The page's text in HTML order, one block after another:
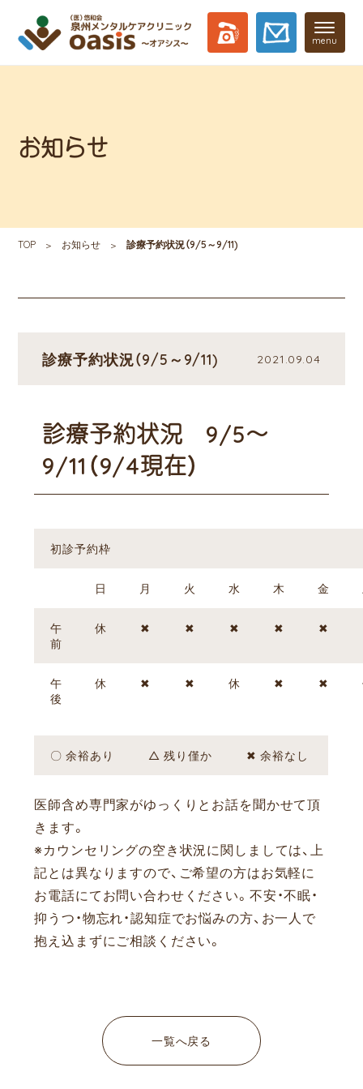
menu
お知らせ
TOP お知らせ 診療予約状況（9/5～9/11)
診療予約状況（9/5～9/11) 2021.09.04
診療予約状況 9/5～
9/11（9/4現在）
初診予約枠
日 月 火 水 木 金
午
前
休 ✖ ✖ ✖ ✖ ✖
午
後
休 ✖ ✖ 休 ✖ ✖
〇 余裕あり △ 残り僅か ✖ 余裕なし
医師含め専門家がゆっくりとお話を聞かせて頂
きます。
※カウンセリングの空き状況に関しましては、上
記とは異なりますので、ご希望の方はお気軽に
お電話にてお問い合わせください。 不安・不眠・
抑うつ・物忘れ・認知症でお悩みの方、お一人で
抱え込まずにご相談ください。
一覧へ戻る